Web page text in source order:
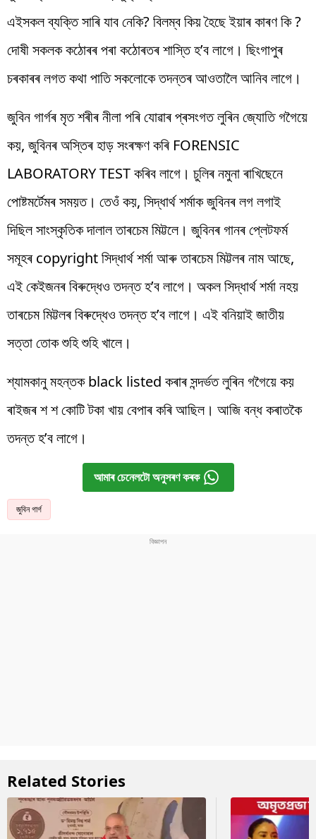
এইসকল ব্যক্তি সাৰি যাব নেকি? বিলম্ব কিয় হৈছে ইয়াৰ কাৰণ কি ?
দোষী সকলক কঠোৰৰ পৰা কঠোৰতৰ শাস্তি হ’ব লাগে। ছিংগাপুৰ
চৰকাৰৰ লগত কথা পাতি সকলোকে তদন্তৰ আওতালৈ আনিব লাগে।
জুবিন গাৰ্গৰ মৃত শৰীৰ নীলা পৰি যোৱাৰ প্ৰসংগত লুৰিন জ্যোতি গগৈয়ে
কয়, জুবিনৰ অস্তিৰ হাড় সংৰক্ষণ কৰি FORENSIC
LABORATORY TEST কৰিব লাগে। চুলিৰ নমুনা ৰাখিছেনে
পোষ্টমৰ্টেমৰ সময়ত। তেওঁ কয়, সিদ্ধাৰ্থ শৰ্মাক জুবিনৰ লগ লগাই
দিছিল সাংস্কৃতিক দালাল তাৰচেম মিট্টলে। জুবিনৰ গানৰ প্লেটফৰ্ম
সমূহৰ copyright সিদ্ধাৰ্থ শৰ্মা আৰু তাৰচেম মিট্টলৰ নাম আছে,
এই কেইজনৰ বিৰুদ্ধেও তদন্ত হ’ব লাগে। অকল সিদ্ধাৰ্থ শৰ্মা নহয়
তাৰচেম মিট্টলৰ বিৰুদ্ধেও তদন্ত হ’ব লাগে। এই বনিয়াই জাতীয়
সত্তা তোক শুহি শুহি খালে।
শ্যামকানু মহন্তক black listed কৰাৰ সন্দৰ্ভত লুৰিন গগৈয়ে কয়
ৰাইজৰ শ শ কোটি টকা খায় বেপাৰ কৰি আছিল। আজি বন্ধ কৰাতকৈ
তদন্ত হ’ব লাগে।
আমাৰ চেনেলটো অনুসৰণ কৰক
জুবিন গাৰ্গ
Related Stories